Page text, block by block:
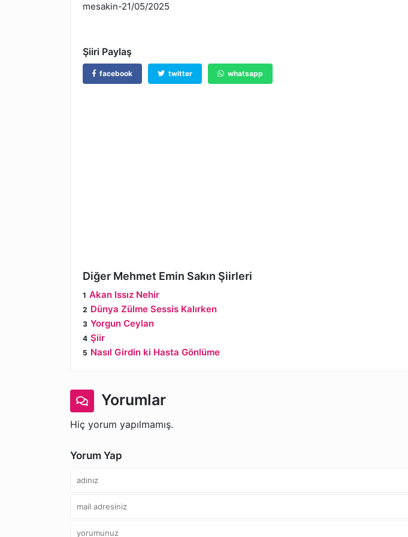
mesakin-21/05/2025
Şiiri Paylaş
facebook twitter whatsapp
Diğer Mehmet Emin Sakın Şiirleri
Akan Issız Nehir
Dünya Zülme Sessis Kalırken
Yorgun Ceylan
Şiir
Nasıl Girdin ki Hasta Gönlüme
Yorumlar
Hiç yorum yapılmamış.
Yorum Yap